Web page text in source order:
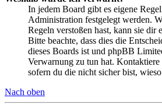
In jedem Board gibt es eigene
Administration festgelegt werden.
Regeln verstoßen hast, kann sie dir
Bitte beachte, dass dies die
dieses Boards ist und phpBB
Verwarnung zu tun hat.
sofern du die nicht sicher bist,
Nach oben